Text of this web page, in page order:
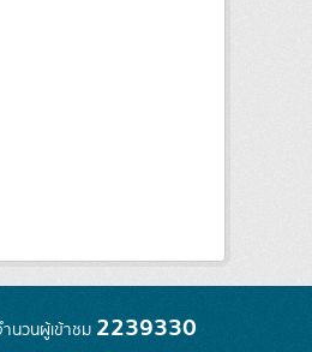
นวนผู้เข้าชม 2239330